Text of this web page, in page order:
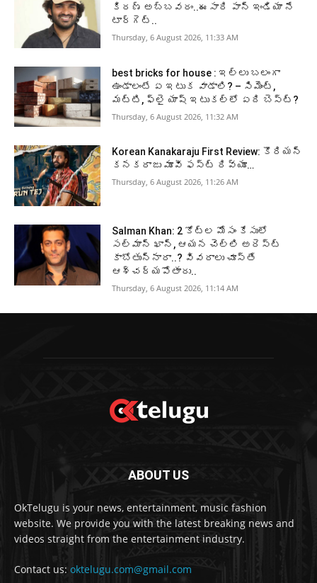
కిరణ్ అబ్బవరం..ఈసారి పాన్ ఇండియా నే
టార్గెట్..
Thursday, 6 August 2026, 11:33 AM
best bricks for house : ఇల్లు బలంగా
ఉండాలంటే ఏ ఇటుక వాడాలి? – సిమెంట్,
మట్టి, ఫ్లై యాష్ ఇటుకల్లో ఏది బెస్ట్?
Thursday, 6 August 2026, 11:32 AM
Korean Kanakaraju First Review: కొరియన్
కనకరాజు మూవీ ఫస్ట్ రివ్యూ…
Thursday, 6 August 2026, 11:26 AM
Salman Khan: 2 కోట్ల మోసం కేసులో
సల్మాన్ ఖాన్, ఆయన చెల్లి అరెస్ట్
కాబోతున్నారా..? వివరాలు చూస్తే
ఆశ్చర్యపోతారు..
Thursday, 6 August 2026, 11:14 AM
ABOUT US
OkTelugu is your news, entertainment, music fashion
website. We provide you with the latest breaking news and
videos straight from the entertainment industry.
Contact us: oktelugu.com@gmail.com